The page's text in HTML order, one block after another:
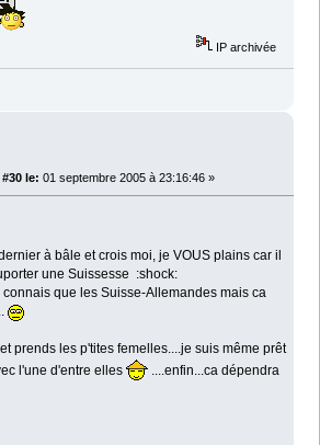
IP archivée
le: 01 septembre 2005 à 23:16:46 »
à bâle et crois moi, je VOUS plains car il
une Suissesse :shock:
que les Suisse-Allemandes mais ca
prends les p'tites femelles....je suis même prêt
l'une d'entre elles
....enfin...ca dépendra